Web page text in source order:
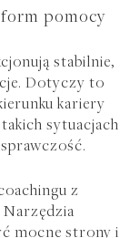
pomocy
stabilnie,
Dotyczy to
kariery
sytuacjach
z
Narzędzia
mocne strony i